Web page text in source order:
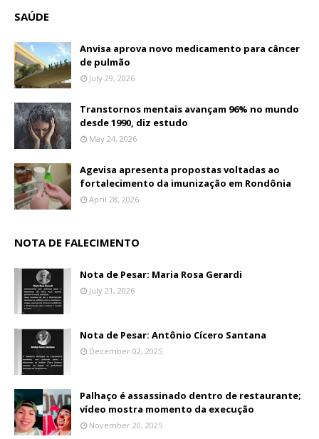
SAÚDE
Anvisa aprova novo medicamento para câncer
de pulmão
July 29, 2026
Transtornos mentais avançam 96% no mundo
desde 1990, diz estudo
May 24, 2026
Agevisa apresenta propostas voltadas ao
fortalecimento da imunização em Rondônia
April 28, 2026
NOTA DE FALECIMENTO
Nota de Pesar: Maria Rosa Gerardi
July 21, 2026
Nota de Pesar: Antônio Cícero Santana
December 02, 2025
Palhaço é assassinado dentro de restaurante;
vídeo mostra momento da execução
November 20, 2025